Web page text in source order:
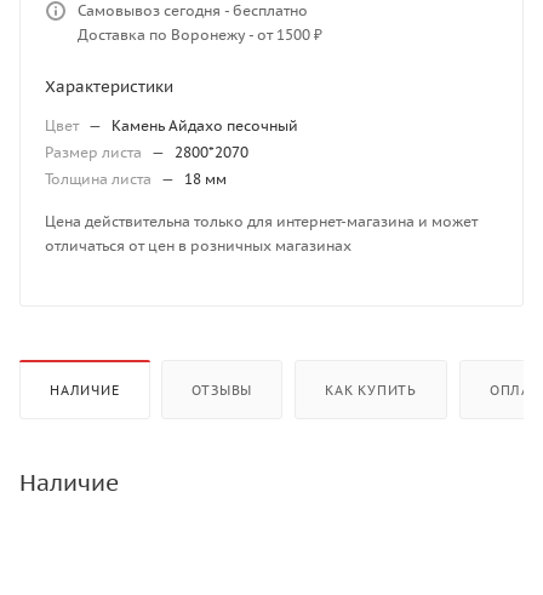
Самовывоз сегодня - бесплатно
Доставка по Воронежу - от 1500 ₽
Характеристики
Цвет —
Камень Айдахо песочный
Размер листа
— 2800*2070
Толщина листа
— 18 мм
Цена действительна только для интернет-магазина и может
отличаться от цен в розничных магазинах
НАЛИЧИЕ ОТЗЫВЫ КАК КУПИТЬ
Наличие